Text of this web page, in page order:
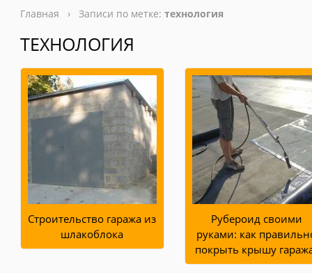
Главная › Записи по метке: технология
ТЕХНОЛОГИЯ
Строительство гаража из
шлакоблока
Рубероид своими
руками: как
покрыть крышу